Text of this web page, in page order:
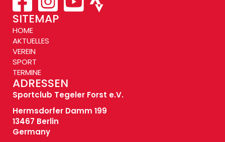
SITEMAP
HOME
AKTUELLES
VEREIN
SPORT
TERMINE
ADRESSEN
Sportclub Tegeler Forst e.V.
Hermsdorfer Damm 199
13467 Berlin
Germany